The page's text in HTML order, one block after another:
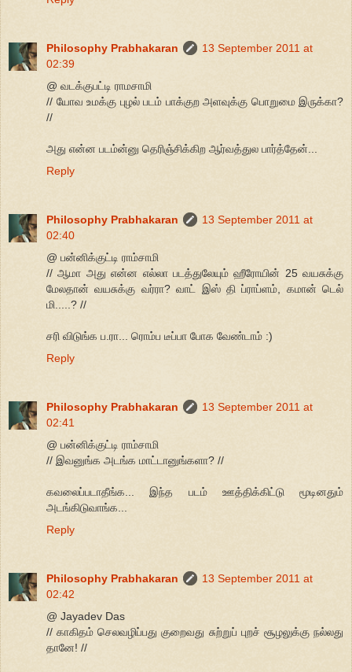
Philosophy Prabhakaran
13 September 2011 at
02:39
@ வடக்குபட்டி ராமசாமி
// யோவ உமக்கு புழல் படம் பாக்குற அளவுக்கு பொறுமை இருக்கா?
//
அது என்ன படம்ன்னு தெரிஞ்சிக்கிற ஆர்வத்துல பார்த்தேன்...
Reply
Philosophy Prabhakaran
13 September 2011 at
02:40
@ பன்னிக்குட்டி ராம்சாமி
// ஆமா அது என்ன எல்லா படத்துலேயும் ஹீரோயின் 25 வயசுக்கு
மேலதான் வயசுக்கு வர்ரா? வாட் இஸ் தி ப்ராப்ளம், கமான் டெல்
மி.....? //
சரி விடுங்க ப.ரா... ரொம்ப டீப்பா போக வேண்டாம் :)
Reply
Philosophy Prabhakaran
13 September 2011 at
02:41
@ பன்னிக்குட்டி ராம்சாமி
// இவனுங்க அடங்க மாட்டானுங்களா? //
கவலைப்படாதீங்க... இந்த படம் ஊத்திக்கிட்டு மூடினதும்
அடங்கிடுவாங்க...
Reply
Philosophy Prabhakaran
13 September 2011 at
02:42
@ Jayadev Das
// காகிதம் செலவழிப்பது குறைவது சுற்றுப் புறச் சூழலுக்கு நல்லது
தானே! //